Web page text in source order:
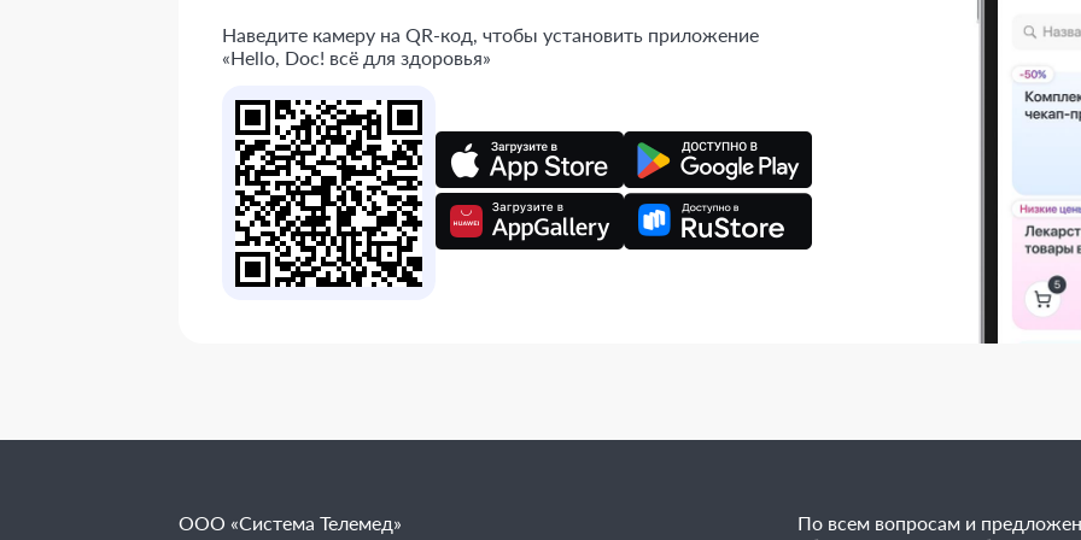
Наведите камеру на QR-код, чтобы установить приложение
«Hello, Doc! всё для здоровья»
ООО «Система Телемед»
По всем вопросам и